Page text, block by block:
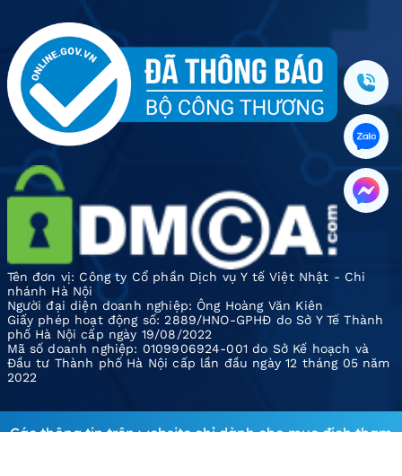
Tên đơn vị: Công ty Cổ phần Dịch vụ Y tế Việt Nhật - Chi
nhánh Hà Nội
Người đại diện doanh nghiệp: Ông Hoàng Văn Kiên
Giấy phép hoạt động số: 2889/HNO-GPHĐ do Sở Y Tế Thành
phố Hà Nội cấp ngày 19/08/2022
Mã số doanh nghiệp: 0109906924-001 do Sở Kế hoạch và
Đầu tư Thành phố Hà Nội cấp lần đầu ngày 12 tháng 05 năm
2022
Các thông tin trên website chỉ dành cho mục đích tham